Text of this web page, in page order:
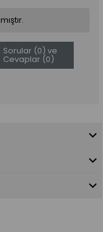
Sorular (0) ve
Cevaplar (0)